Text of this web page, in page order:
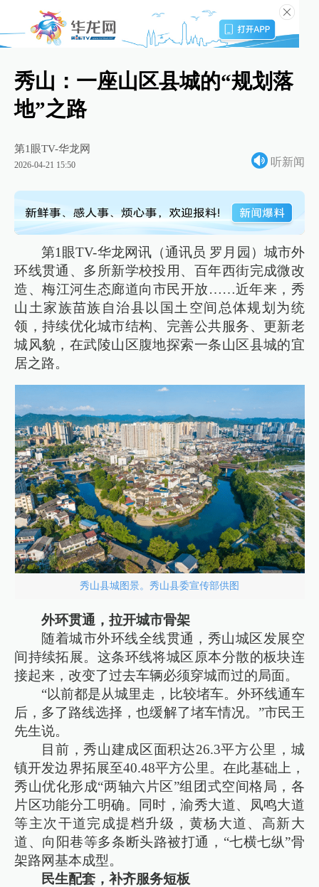
秀山：一座山区县城的“规划落
地”之路
第1眼TV-华龙网
2026-04-21 15:50 听新闻
第1眼TV-华龙网讯（通讯员 罗月园）城市外
环线贯通、多所新学校投用、百年西街完成微改
造、梅江河生态廊道向市民开放……近年来，秀
山土家族苗族自治县以国土空间总体规划为统
领，持续优化城市结构、完善公共服务、更新老
城风貌，在武陵山区腹地探索一条山区县城的宜
居之路。
秀山县城图景。秀山县委宣传部供图
外环贯通，拉开城市骨架
随着城市外环线全线贯通，秀山城区发展空
间持续拓展。这条环线将城区原本分散的板块连
接起来，改变了过去车辆必须穿城而过的局面。
“以前都是从城里走，比较堵车。外环线通车
后，多了路线选择，也缓解了堵车情况。”市民王
先生说。
目前，秀山建成区面积达26.3平方公里，城
镇开发边界拓展至40.48平方公里。在此基础上，
秀山优化形成“两轴六片区”组团式空间格局，各
片区功能分工明确。同时，渝秀大道、凤鸣大道
等主次干道完成提档升级，黄杨大道、高新大
道、向阳巷等多条断头路被打通，“七横七纵”骨
架路网基本成型。
民生配套，补齐服务短板